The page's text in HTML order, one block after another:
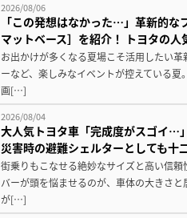
2026/08/06
「この発想はなかった…」革新的
マットベース］を紹介！ トヨタの
お出かけが多くなる夏場こそ活用したい
ーなど、楽しみなイベントが控えている
画[…]
2026/08/04
大人気トヨタ車「完成度がスゴイ…
災害時の避難シェルターとしても十
街乗りもこなせる絶妙なサイズと高い信
バーが頭を悩ませるのが、車体の大きさ
が[…]